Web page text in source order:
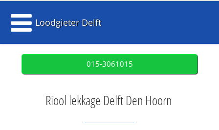
Loodgieter Delft
015-3061015
Riool lekkage Delft Den Hoorn